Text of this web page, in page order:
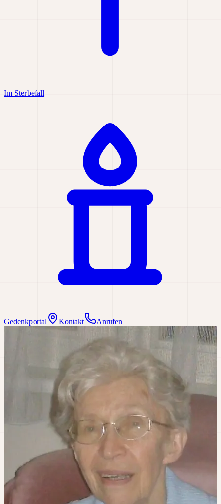
Im Sterbefall
Gedenkportal Kontakt Anrufen